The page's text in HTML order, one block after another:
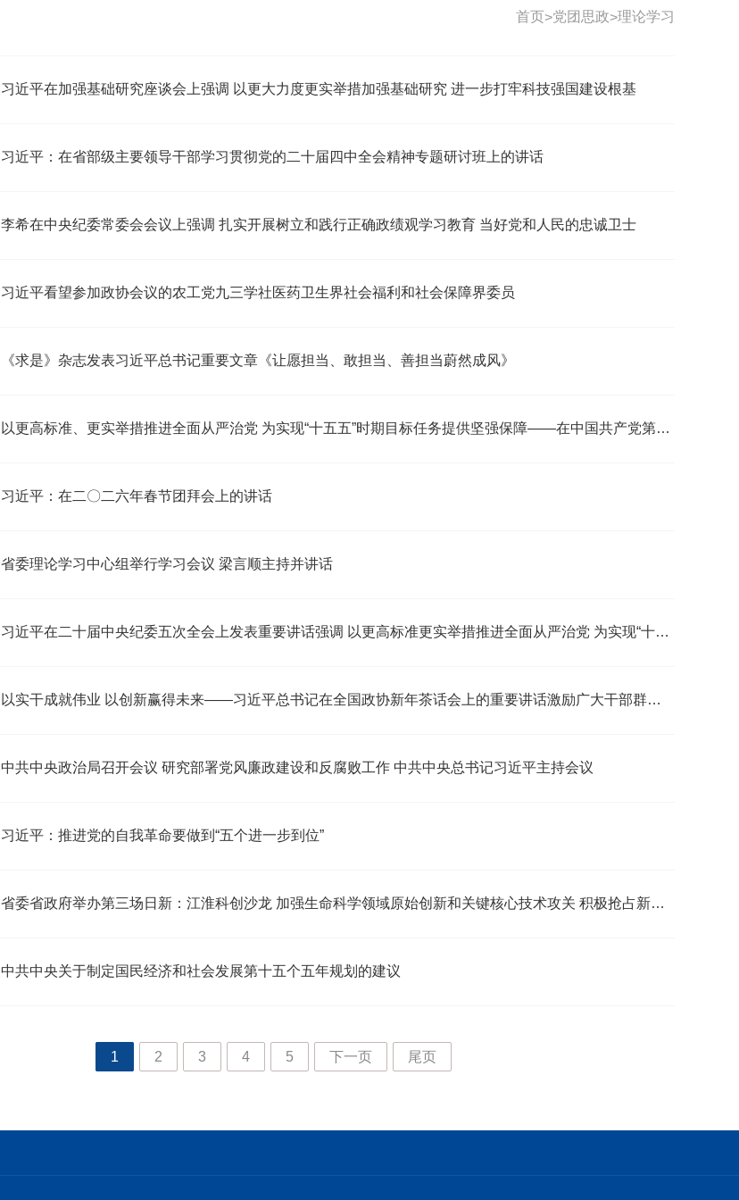
首页>党团思政>理论学习
习近平在加强基础研究座谈会上强调 以更大力度更实举措加强基础研究 进一步打牢科技强国建设根基
习近平：在省部级主要领导干部学习贯彻党的二十届四中全会精神专题研讨班上的讲话
李希在中央纪委常委会会议上强调 扎实开展树立和践行正确政绩观学习教育 当好党和人民的忠诚卫士
习近平看望参加政协会议的农工党九三学社医药卫生界社会福利和社会保障界委员
《求是》杂志发表习近平总书记重要文章《让愿担当、敢担当、善担当蔚然成风》
以更高标准、更实举措推进全面从严治党 为实现“十五五”时期目标任务提供坚强保障——在中国共产党第二十届中央纪律检查委员会第五次全体会议上的工作报告
习近平：在二〇二六年春节团拜会上的讲话
省委理论学习中心组举行学习会议 梁言顺主持并讲话
习近平在二十届中央纪委五次全会上发表重要讲话强调 以更高标准更实举措推进全面从严治党 为实现“十五五”时期目标任务提供坚强保障
以实干成就伟业 以创新赢得未来——习近平总书记在全国政协新年茶话会上的重要讲话激励广大干部群众勠力同心昂扬奋进
中共中央政治局召开会议 研究部署党风廉政建设和反腐败工作 中共中央总书记习近平主持会议
习近平：推进党的自我革命要做到“五个进一步到位”
省委省政府举办第三场日新：江淮科创沙龙 加强生命科学领域原始创新和关键核心技术攻关 积极抢占新赛道培育新业态塑造新优势 梁言顺主持 王清宪参加
中共中央关于制定国民经济和社会发展第十五个五年规划的建议
1 2 3 4 5 下一页 尾页